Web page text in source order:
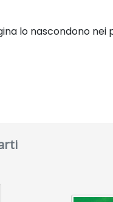
lo nascondono nei